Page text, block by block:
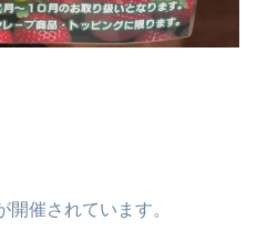
開催されています。